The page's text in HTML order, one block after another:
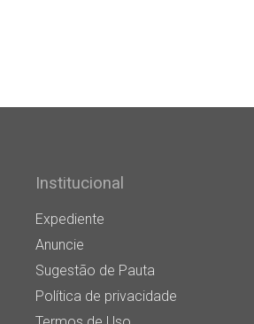
Institucional
Expediente
Anuncie
Sugestão de Pauta
Política de privacidade